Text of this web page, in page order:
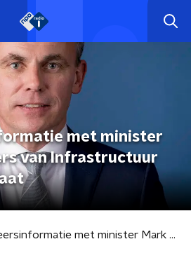
met minister
van Infrastructuur
Verkeersinformatie met minister Mark Harbers van Infrastructuur en Waterstaat